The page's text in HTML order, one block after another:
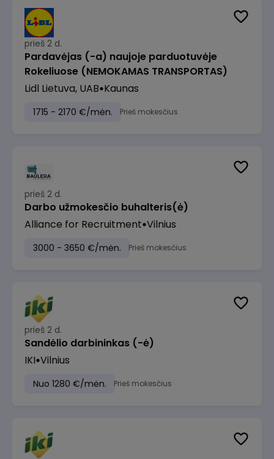
prieš 2 d.
Pardavėjas (-a) naujoje parduotuvėje
Rokeliuose (NEMOKAMAS TRANSPORTAS)
Lidl Lietuva, UAB Kaunas
1715 - 2170 €/mėn. Prieš mokesčius
prieš 2 d.
Darbo užmokesčio buhalteris(ė)
Alliance for Recruitment Vilnius
3000 - 3650 €/mėn. Prieš mokesčius
prieš 2 d.
Sandėlio darbininkas (-ė)
IKI Vilnius
Nuo 1280 €/mėn. Prieš mokesčius